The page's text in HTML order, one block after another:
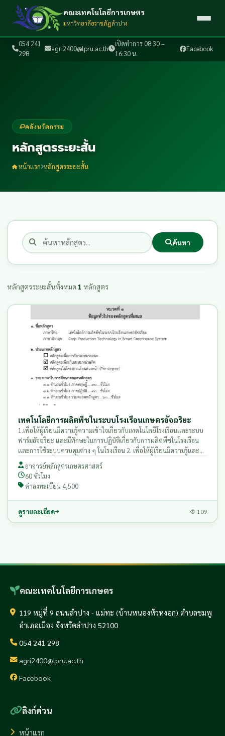
054 241
298
agri2400@lpru.ac.th
เปิดทำการ 08:30 –
16:30 น.
Facebook
คณะเทคโนโลยีการเกษตร
มหาวิทยาลัยราชภัฏลำปาง
คลังนวัตกรรม
หลักสูตรระยะสั้น
หน้าแรก หลักสูตรระยะสั้น
ค้นหา
หลักสูตรระยะสั้นทั้งหมด 1 หลักสูตร
เทคโนโลยีการผลิตพืชในระบบโรงเรือนเกษตรอัจฉริยะ
1.เพื่อให้ผู้เรียนมีความรู้ความเข้าใจเกี่ยวกับเทคโนโลยีโรงเรือนและระบบ
ฟาร์มอัจฉริยะ และมีทักษะในการปฏิบัติเกี่ยวกับการผลิตพืชในโรงเรือน
และการใช้ระบบควบคุมต่าง ๆ ในโรงเรือน 2. เพื่อให้ผู้เรียนมีความรู้และ
ความเข้าใจเกี่ยวกับเครื่องมือการทําการเกษตรในเทคโนโลยีโรงเรือนและ
ระบบฟาร์มอัจฉริยะ ตลอดจนเครื่องมือดิจิทัลที่ช่วยเพิ่มผลผลิตในฟาร์ม
อาจารย์หลักสูตรเกษตรศาสตร์
60 ชั่วโมง
ค่าลงทะเบียน 4,500
ดูรายละเอียด 109
คณะเทคโนโลยีการเกษตร
119 หมู่ที่ 9 ถนนลำปาง - แม่ทะ (บ้านหนองหัวหงอก) ตำบลชมพู
อำเภอเมือง จังหวัดลำปาง 52100
054 241 298
agri2400@lpru.ac.th
Facebook
ลิงก์ด่วน
หน้าแรก